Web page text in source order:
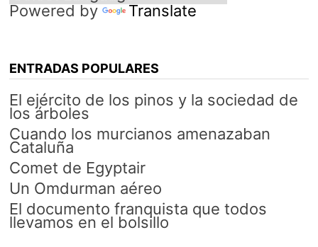
Powered by Translate
ENTRADAS POPULARES
El ejército de los pinos y la sociedad de
los árboles
Cuando los murcianos amenazaban
Cataluña
Comet de Egyptair
Un Omdurman aéreo
El documento franquista que todos
llevamos en el bolsillo